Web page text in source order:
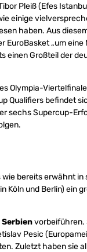
Pleiß (Efes
einige
haben. Aus
„um
einen Großteil der
Olympia-
Qualifiers befindet
sechs Supercup-
bereits erwähnt in
Köln und Berlin) ein
Serbienvorbeiführen.
Pesic
Zuletzt haben sie